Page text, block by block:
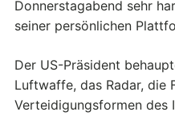
Donnerstagabend sehr
seiner persönlichen
Der US-Präsident
Luftwaffe, das Radar, die
Verteidigungsformen des